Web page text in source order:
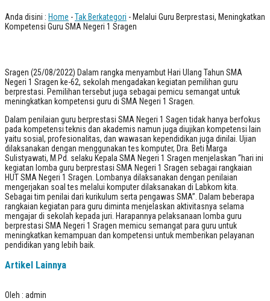
Anda disini : Home -Tak Berkategori - Melalui Guru Berprestasi, Meningkatkan
Kompetensi Guru SMA Negeri 1 Sragen
Sragen (25/08/2022) Dalam rangka menyambut Hari Ulang Tahun SMA
Negeri 1 Sragen ke-62, sekolah mengadakan kegiatan pemilihan guru
berprestasi. Pemilihan tersebut juga sebagai pemicu semangat untuk
meningkatkan kompetensi guru di SMA Negeri 1 Sragen.
Dalam penilaian guru berprestasi SMA Negeri 1 Sagen tidak hanya berfokus
pada kompetensi teknis dan akademis namun juga diujikan kompetensi lain
yaitu sosial, profesionalitas, dan wawasan kependidikan juga dinilai. Ujian
dilaksanakan dengan menggunakan tes komputer, Dra. Beti Marga
Sulistyawati, M.Pd. selaku Kepala SMA Negeri 1 Sragen menjelaskan “hari ini
kegiatan lomba guru berprestasi SMA Negeri 1 Sragen sebagai rangkaian
HUT SMA Negeri 1 Sragen. Lombanya dilaksanakan dengan penilaian
mengerjakan soal tes melalui komputer dilaksanakan di Labkom kita.
Sebagai tim penilai dari kurikulum serta pengawas SMA”. Dalam beberapa
rangkaian kegiatan para guru diminta menjelaskan aktivitasnya selama
mengajar di sekolah kepada juri. Harapannya pelaksanaan lomba guru
berprestasi SMA Negeri 1 Sragen memicu semangat para guru untuk
meningkatkan kemampuan dan kompetensi untuk memberikan pelayanan
pendidikan yang lebih baik.
Artikel Lainnya
Oleh : admin